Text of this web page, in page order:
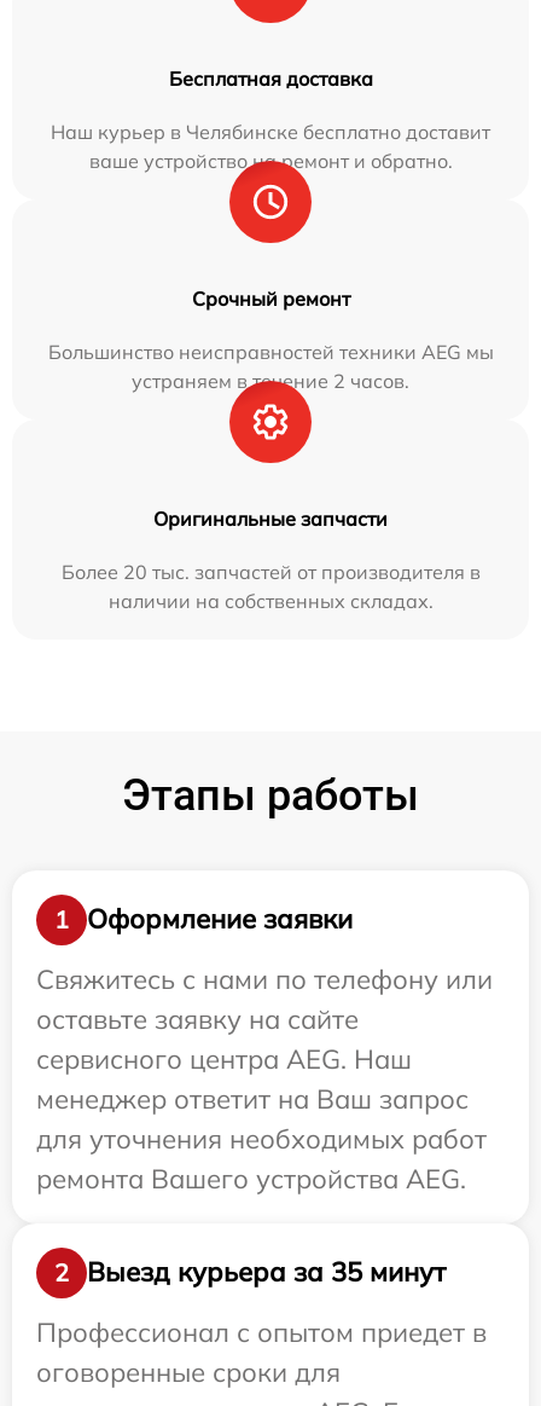
Бесплатная доставка
Наш курьер в Челябинске бесплатно доставит
ваше устройство на ремонт и обратно.
Срочный ремонт
Большинство неисправностей техники AEG мы
устраняем в течение 2 часов.
Оригинальные запчасти
Более 20 тыс. запчастей от производителя в
наличии на собственных складах.
Этапы работы
1
Оформление заявки
Свяжитесь с нами по телефону или
оставьте заявку на сайте
сервисного центра AEG. Наш
менеджер ответит на Ваш запрос
для уточнения необходимых работ
ремонта Вашего устройства AEG.
2
Выезд курьера за 35 минут
Профессионал с опытом приедет в
оговоренные сроки для